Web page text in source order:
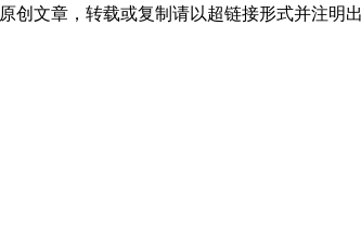
原创文章，转载或复制请以超链接形式并注明